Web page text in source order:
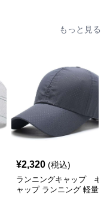
もっと見る
¥2,320 (税込)
ランニングキャップ キ
ャップ ランニング 軽量